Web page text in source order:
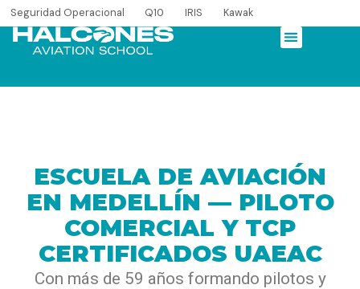
Seguridad Operacional Q10 IRIS Kawak
ESCUELA DE AVIACIÓN
EN MEDELLÍN — PILOTO
COMERCIAL Y TCP
CERTIFICADOS UAEAC
Con más de 59 años formando pilotos y